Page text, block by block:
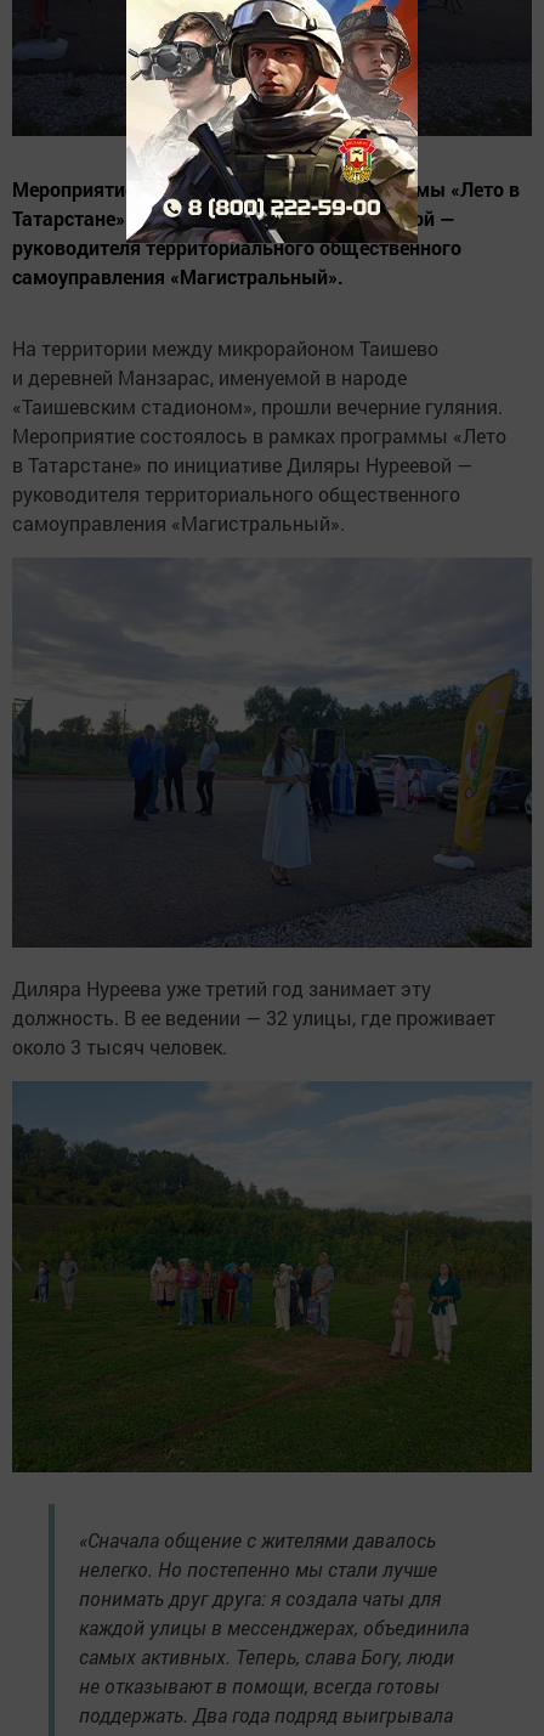
Мероприятие состоялось в рамках программы «Лето в
Татарстане» по инициативе Диляры Нуреевой —
руководителя территориального общественного
самоуправления «Магистральный».
На территории между микрорайоном Таишево
и деревней Манзарас, именуемой в народе
«Таишевским стадионом», прошли вечерние гуляния.
Мероприятие состоялось в рамках программы «Лето
в Татарстане» по инициативе Диляры Нуреевой —
руководителя территориального общественного
самоуправления «Магистральный».
Диляра Нуреева уже третий год занимает эту
должность. В ее ведении — 32 улицы, где проживает
около 3 тысяч человек.
«Сначала общение с жителями давалось
нелегко. Но постепенно мы стали лучше
понимать друг друга: я создала чаты для
каждой улицы в мессенджерах, объединила
самых активных. Теперь, слава Богу, люди
не отказывают в помощи, всегда готовы
поддержать. Два года подряд выигрывала